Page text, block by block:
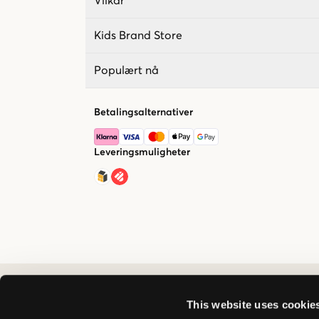
This website uses
Kids Brand Store
Populært nå
Betalingsalternativer
Leveringsmuligheter